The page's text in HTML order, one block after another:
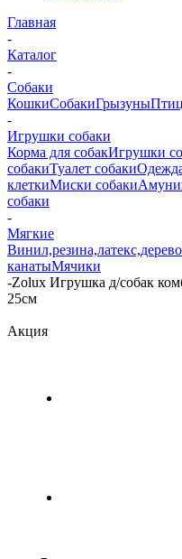
Главная
-
Каталог
-
Собаки
КошкиСобакиГрызуны
-
Игрушки собаки
Корма для собакИгрушки
собакиТуалет собаки
клеткиМиски собаки
собаки
-
Мягкие
Винил,резина,латекс,дерево
канатыМячики
-Zolux Игрушка д/собак
25см
Акция